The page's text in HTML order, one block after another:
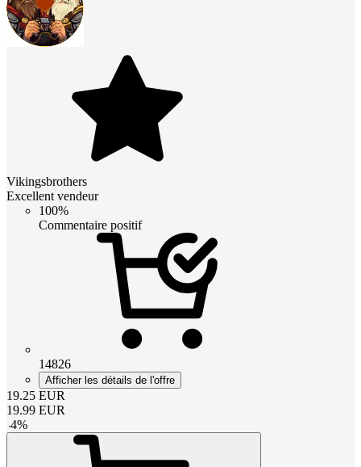
Vikingsbrothers
Excellent vendeur
100%
Commentaire positif
14826
Afficher les détails de l'offre
19.25 EUR
19.99 EUR
-4%